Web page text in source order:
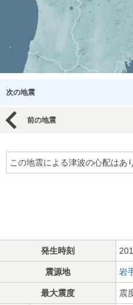
次の地震
前の地震
この地震による津波の心配はあ
発生時刻
震源地 岩
最大震度 震